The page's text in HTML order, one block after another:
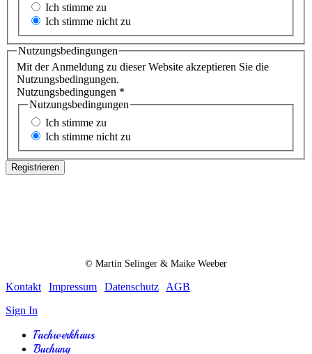
Ich stimme zu
Ich stimme nicht zu
Nutzungsbedingungen
Mit der Anmeldung zu dieser Website akzeptieren Sie die
Nutzungsbedingungen.
Nutzungsbedingungen *
Nutzungsbedingungen
Ich stimme zu
Ich stimme nicht zu
Registrieren
© Martin Selinger & Maike Weeber
Kontakt Impressum Datenschutz
AGB
Sign In
Fachwerkhaus
Buchung